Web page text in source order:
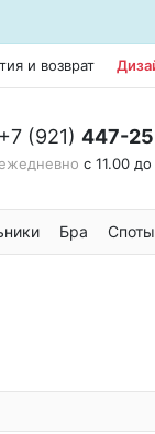
и возврат
+7 (921) 447-
с 11.00
Бра Споты